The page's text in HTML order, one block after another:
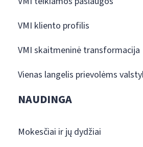
VMI kliento profilis
VMI skaitmeninė transformacija
Vienas langelis prievolėms
NAUDINGA
Mokesčiai ir jų dydžiai